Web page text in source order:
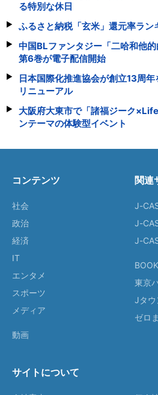
る特別な休日
ふるさと納税「玄米」還元率ラン
中国BLファンタジー「二哈和他
第6巻が電子配信開始
日本国際化推進協会が創立13周
リニューアル
大阪府大東市で「諸福ジーク
ンテーマの体験型イベント
コンテンツ
社会
政治
経済
IT
エンタメ
スポーツ
メディア
動画
関連
J-
J-
J-
東京
Jタウ
ゼロ
サイトについて